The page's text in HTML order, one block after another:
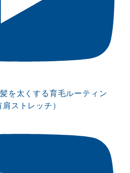
を太くする育毛ルーティン
ストレッチ）